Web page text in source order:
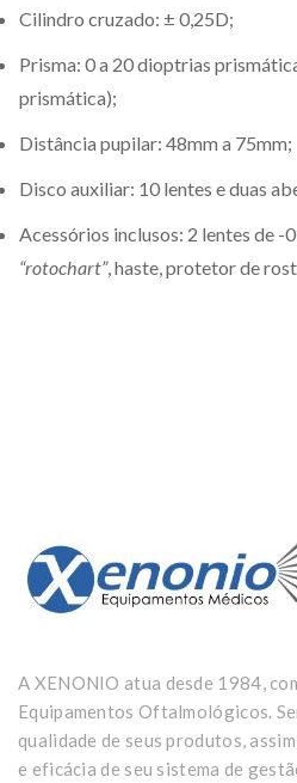
Cilindro cruzado: ± 0,25D;
Prisma: 0 a 20 dioptrias
prismática);
Distância pupilar: 48mm a 75mm;
Disco auxiliar: 10 lentes e duas
Acessórios inclusos: 2 lentes de -
“rotochart”, haste, protetor de
A XENONIO atua desde 1984,
Equipamentos Oftalmológicos.
qualidade de seus produtos,
e eficácia de seu sistema de